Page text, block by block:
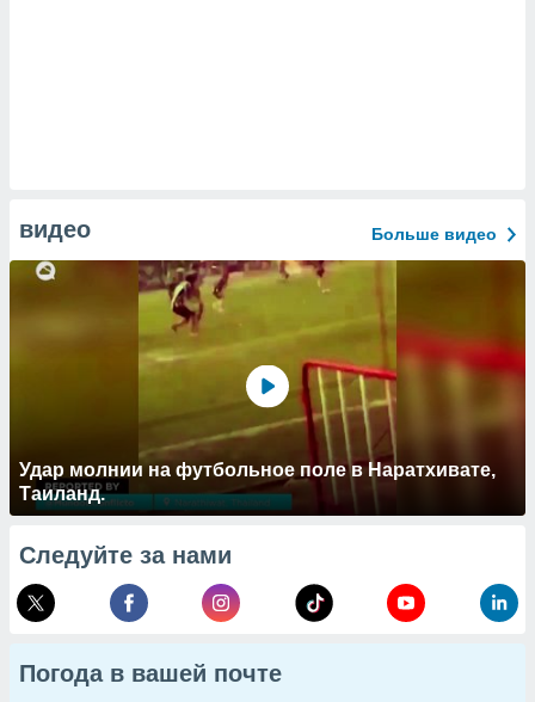
видео Больше видео
Удар молнии на футбольное поле в Наратхивате,
Таиланд.
Следуйте за нами
Погода в вашей почте